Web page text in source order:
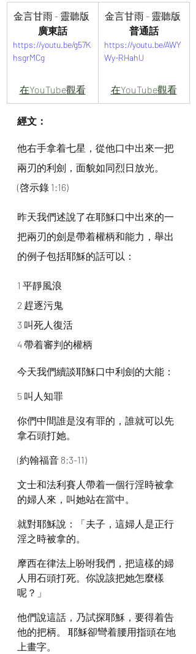
金言甘雨 - 靈聽版
廣東話
https://youtu.be/g57K
hsgrMCg
在YouTube觀看
金言甘雨 - 靈聽版
普通話
https://youtu.be/AWY
Wy-RHahU
在YouTube觀看
經文：
他右手拿着七星，從他口中出來一把
兩刃的利劍，面貌如同烈日放光。
(啓示錄 1:16)
昨天我們述說了在耶穌口中出來的一
把兩刃的劍是帶着權柄和能力，舉出
的例子包括耶穌的話可以：
1 平靜風浪
2 趕逐污鬼
3 叫死人復活
4 帶着審判的權柄
今天我們續談耶穌口中利劍的大能：
5 叫人知罪
你們中間誰是沒有罪的，誰就可以先
拿石頭打她。
(約翰福音 8:3-11)
文士和法利賽人帶着一個行淫時被拿
的婦人來，叫她站在當中。
就對耶穌說：「夫子，這婦人是正行
淫之時被拿的。
摩西在律法上吩咐我們，把這樣的婦
人用石頭打死。你說該把她怎麼樣
呢？」
他們說這話，乃試探耶穌，要得着告
他的把柄。 耶穌卻彎着腰用指頭在地
上畫字。